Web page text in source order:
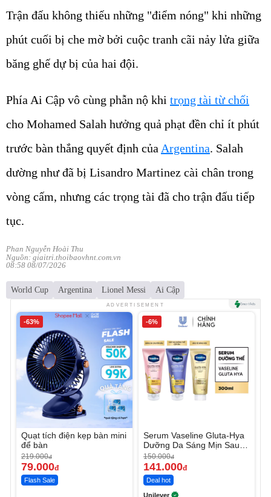
Trận đấu không thiếu những "điểm nóng" khi những
phút cuối bị che mờ bởi cuộc tranh cãi nảy lửa giữa
băng ghế dự bị của hai đội.
Phía Ai Cập vô cùng phẫn nộ khi trọng tài từ chối
cho Mohamed Salah hưởng quả phạt đền chỉ ít phút
trước bàn thắng quyết định của Argentina. Salah
dường như đã bị Lisandro Martinez cài chân trong
vòng cấm, nhưng các trọng tài đã cho trận đấu tiếp
tục.
Phan Nguyễn Hoài Thu
Nguồn: giaitri.thoibaovhnt.com.vn
08:58 08/07/2026
World Cup Argentina Lionel Messi Ai Cập
ADVERTISEMENT
-63%
Quạt tích điện kẹp bàn mini
để bàn
219.000đ
79.000đ
Flash Sale
-6%
Serum Vaseline Gluta-Hya
Dưỡng Da Sáng Mịn Sau 7
Ngày
150.000đ
141.000đ
Deal hot
Unilever